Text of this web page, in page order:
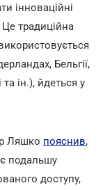
інноваційні
традиційна
Бельгії,
та ін.), йдеться у
Ляшко пояснив,
подальшу
доступу,